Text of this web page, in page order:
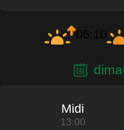
05:10
Midi
13:00